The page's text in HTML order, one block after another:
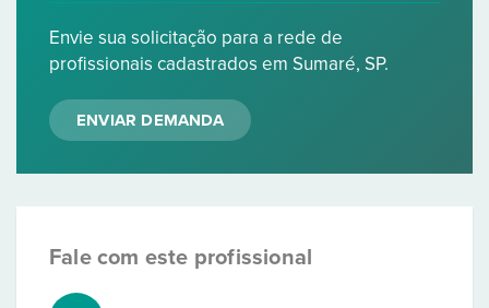
Envie sua solicitação para a rede de
profissionais cadastrados em Sumaré, SP.
ENVIAR DEMANDA
Fale com este profissional